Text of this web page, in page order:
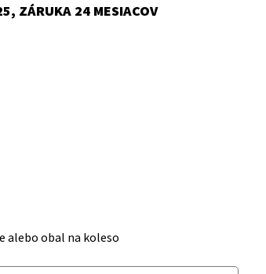
ZÁRUKA 24 MESIACOV
alebo obal na koleso